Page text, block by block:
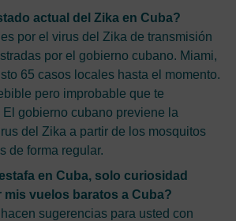
actual del Zika en Cuba?
por el virus del Zika de transmisión
por el gobierno cubano. Miami,
65 casos locales hasta el momento.
pero improbable que te
gobierno cubano previene la
del Zika a partir de los mosquitos
de forma regular.
en Cuba, solo curiosidad
mis vuelos baratos a Cuba?
hacen sugerencias para usted con